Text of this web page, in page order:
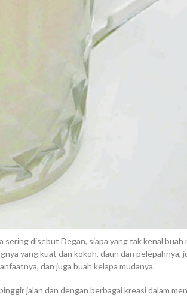
disebut Degan, siapa yang tak kenal buah
yang kuat dan kokoh, daun dan pelepahnya,
dan juga buah kelapa mudanya.
jalan dan dengan berbagai kreasi dalam